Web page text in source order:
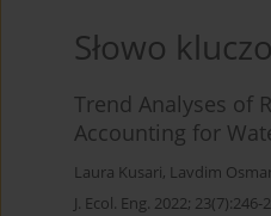
Słowo
Trend Analyses of
Accounting for
Laura Kusari, Lavdim
J. Ecol. Eng. 2022; 23(7):246-